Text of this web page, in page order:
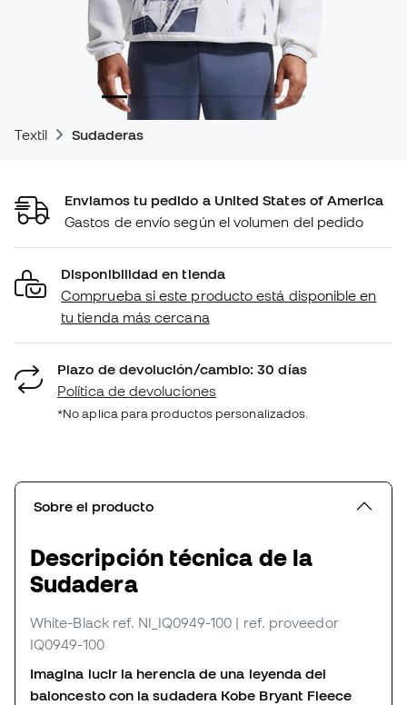
Textil Sudaderas
Enviamos tu pedido a United States of America
Gastos de envío según el volumen del pedido
Disponibilidad en tienda
Comprueba si este producto está disponible en
tu tienda más cercana
Plazo de devolución/cambio: 30 días
Política de devoluciones
*No aplica para productos personalizados.
Sobre el producto
Descripción técnica de la
Sudadera
White-Black ref. NI_IQ0949-100 | ref. proveedor
IQ0949-100
Imagina lucir la herencia de una leyenda del
baloncesto con la sudadera Kobe Bryant Fleece